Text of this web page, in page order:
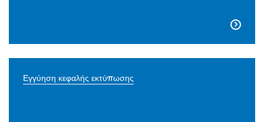

Εγγύηση κεφαλής εκτύπωσης